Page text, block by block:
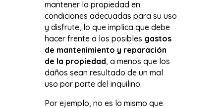
mantener la propiedad en
condiciones adecuadas para su uso
y disfrute, lo que implica que debe
hacer frente a los posibles gastos
de mantenimiento y reparación
de la propiedad, a menos que los
daños sean resultado de un mal
uso por parte del inquilino.
Por ejemplo, no es lo mismo que